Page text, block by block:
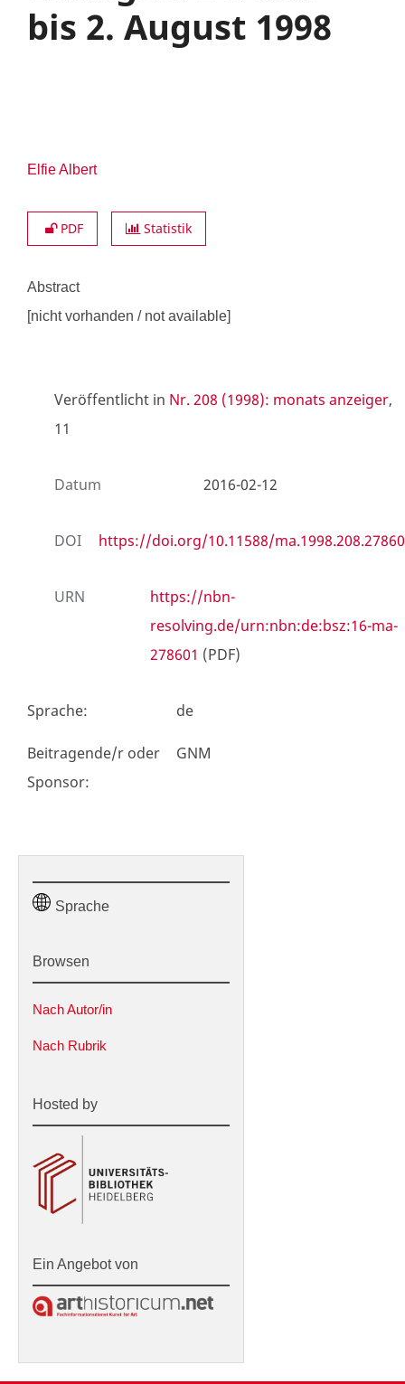
bis 2. August 1998
Elfie Albert
PDF Statistik
Abstract
[nicht vorhanden / not available]
Veröffentlicht in Nr. 208 (1998): monats anzeiger,
11
Datum 2016-02-12
DOI https://doi.org/10.11588/ma.1998.208.27860
URN
https://nbn-
resolving.de/urn:nbn:de:bsz:16-ma-
278601 (PDF)
Sprache: de
Beitragende/r oder
Sponsor:
GNM
Sprache
Browsen
Nach Autor/in
Nach Rubrik
Hosted by
Ein Angebot von